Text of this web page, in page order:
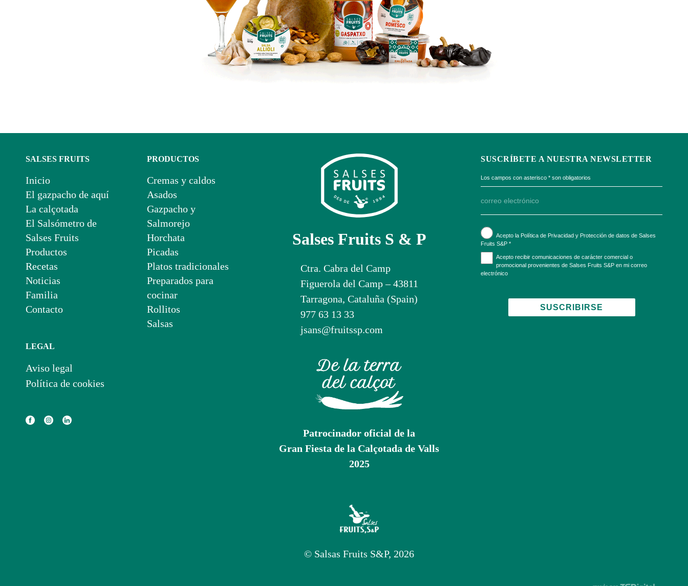
SALSES FRUITS
Inicio
El gazpacho de aquí
La calçotada
El Salsómetro de
Salses Fruits
Productos
Recetas
Noticias
Familia
Contacto
LEGAL
Aviso legal
Política de cookies
PRODUCTOS
Cremas y caldos
Asados
Gazpacho y
Salmorejo
Horchata
Picadas
Platos tradicionales
Preparados para
cocinar
Rollitos
Salsas
Salses Fruits S & P
Ctra. Cabra del Camp
Figuerola del Camp – 43811
Tarragona, Cataluña (Spain)
977 63 13 33
jsans@fruitssp.com
Patrocinador oficial de la
Gran Fiesta de la Calçotada de Valls
2025
© Salsas Fruits S&P, 2026
SUSCRÍBETE A NUESTRA NEWSLETTER
Los campos con asterisco* son obligatorios
Acepto la Política de Privacidad y Protección de datos de Salses
Fruits S&P *
Acepto recibir comunicaciones de carácter comercial o
promocional provenientes de Salses Fruits S&P en mi correo
electrónico